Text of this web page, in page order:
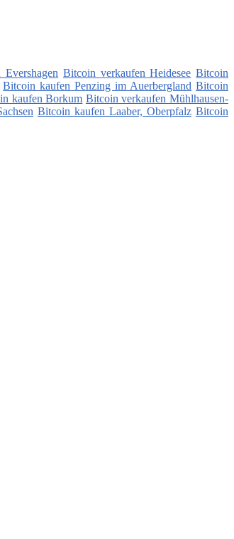
Bitcoin verkaufen Heidesee Bitcoin
Bitcoin kaufen Penzing im Auerbergland Bitcoin
kaufen Borkum Bitcoin verkaufen Mühlhausen-
Bitcoin kaufen Laaber, Oberpfalz Bitcoin